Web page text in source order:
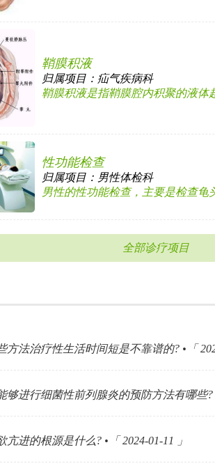
鞘膜积液
归属项目： 疝气疾病科
鞘膜积液是指鞘膜腔内积聚的液体
性功能检查
归属项目： 男性体检科
男性的性功能检查，主要是检查龟
全部诊疗项目
方法治疗性生活时间短是不靠谱的? •「
够进行细菌性前列腺炎的预防方法有哪些?
亢进的根源是什么? •「 2024-01-11 」